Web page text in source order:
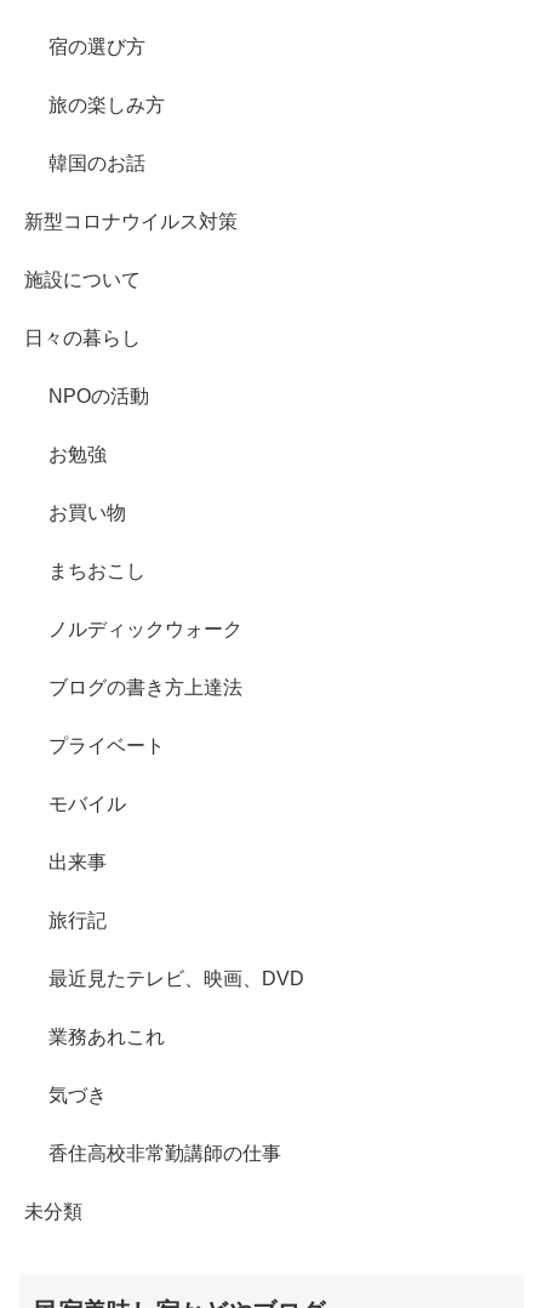
宿の選び方
旅の楽しみ方
韓国のお話
新型コロナウイルス対策
施設について
日々の暮らし
NPOの活動
お勉強
お買い物
まちおこし
ノルディックウォーク
ブログの書き方上達法
プライベート
モバイル
出来事
旅行記
最近見たテレビ、映画、DVD
業務あれこれ
気づき
香住高校非常勤講師の仕事
未分類